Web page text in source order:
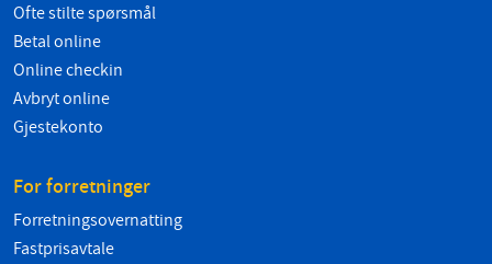
Ofte stilte spørsmål
Betal online
Online checkin
Avbryt online
Gjestekonto
For forretninger
Forretningsovernatting
Fastprisavtale